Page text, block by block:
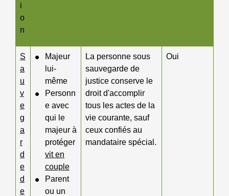
i
o
n
S
a
u
v
e
g
a
r
d
e
d
e
Majeur
lui-
même
Personn
e avec
qui le
majeur à
protéger
vit en
couple
Parent
ou un
La personne sous
sauvegarde de
justice conserve le
droit d'accomplir
tous les actes de la
vie courante, sauf
ceux confiés au
mandataire spécial.
Oui